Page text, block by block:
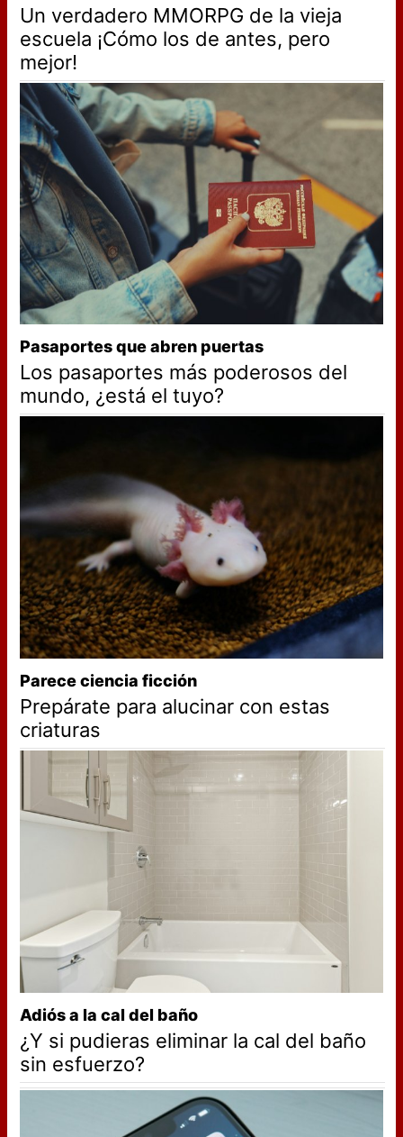
Un verdadero MMORPG de la vieja
escuela ¡Cómo los de antes, pero
mejor!
Pasaportes que abren puertas
Los pasaportes más poderosos del
mundo, ¿está el tuyo?
Parece ciencia ficción
Prepárate para alucinar con estas
criaturas
Adiós a la cal del baño
¿Y si pudieras eliminar la cal del baño
sin esfuerzo?